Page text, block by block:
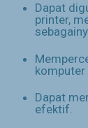
Dapat
printer,
komputer
Dapat
efektif.